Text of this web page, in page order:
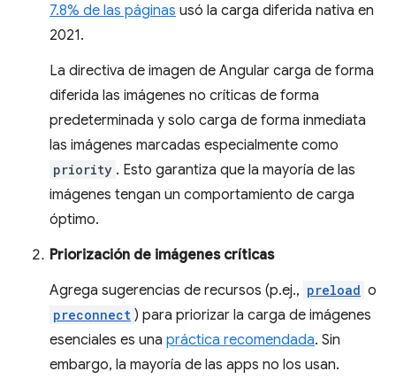
7.8% de las páginas usó la carga diferida nativa en
2021.
La directiva de imagen de Angular carga de forma
diferida las imágenes no críticas de forma
predeterminada y solo carga de forma inmediata
las imágenes marcadas especialmente como
priority . Esto garantiza que la mayoría de las
imágenes tengan un comportamiento de carga
óptimo.
Priorización de imágenes críticas
Agrega sugerencias de recursos (p.ej., preload o
preconnect ) para priorizar la carga de imágenes
esenciales es una práctica recomendada. Sin
embargo, la mayoría de las apps no los usan.